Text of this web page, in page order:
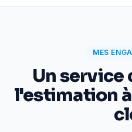
MES
Un service
l'estimation